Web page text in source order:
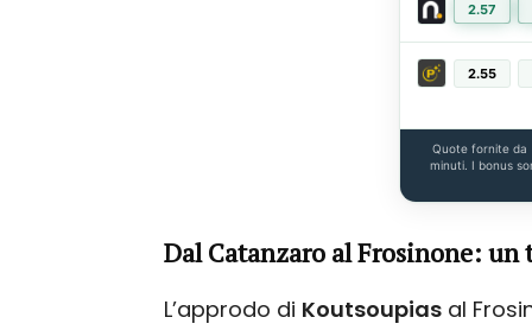
2.57
2.55
Quote fornite da
minuti. I bonus
Dal Catanzaro al Frosinone:
L’approdo di Koutsoupias al